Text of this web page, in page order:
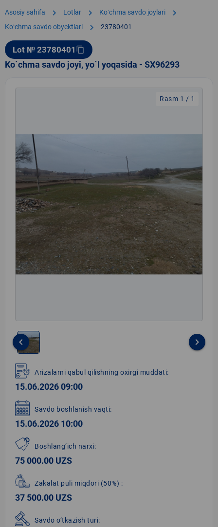
Asosiy sahifa chevron_right Lotlar chevron_right Koʻchma savdo joylari chevron_right
Koʻchma savdo obyektlari chevron_right 23780401
Lot № 23780401 content_copy
Ko`chma savdo joyi, yo`l yoqasida - SX96293
Rasm 1 / 1
1
of
1
keyboard_arrow_left keyboard_arrow_right
Arizalarni qabul qilishning oxirgi muddati:
15.06.2026 09:00
Savdo boshlanish vaqti:
15.06.2026 10:00
Boshlang‘ich narxi:
75 000.00 UZS
Zakalat puli miqdori (50%) :
37 500.00 UZS
Savdo o‘tkazish turi: